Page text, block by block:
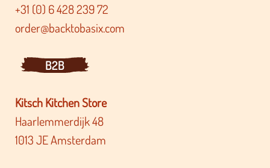
+31 (0) 6 428 239 72
order@backtobasix.com
B2B
Kitsch Kitchen Store
Haarlemmerdijk 48
1013 JE Amsterdam